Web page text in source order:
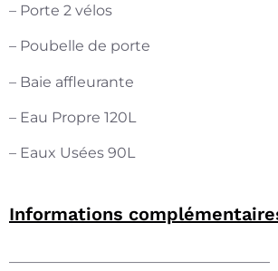
– Porte 2 vélos
– Poubelle de porte
– Baie affleurante
– Eau Propre 120L
– Eaux Usées 90L
Informations
——————————————————